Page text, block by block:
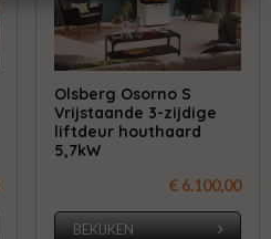
Olsberg Osorno S
Vrijstaande 3-zijdige
liftdeur houthaard
5,7kW
€ 6.100,00
BEKIJKEN